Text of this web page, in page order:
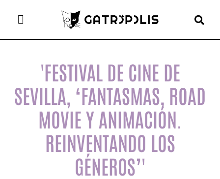
'FESTIVAL DE CINE DE
SEVILLA, ‘FANTASMAS, ROAD
MOVIE Y ANIMACIÓN.
REINVENTANDO LOS
GÉNEROS’'